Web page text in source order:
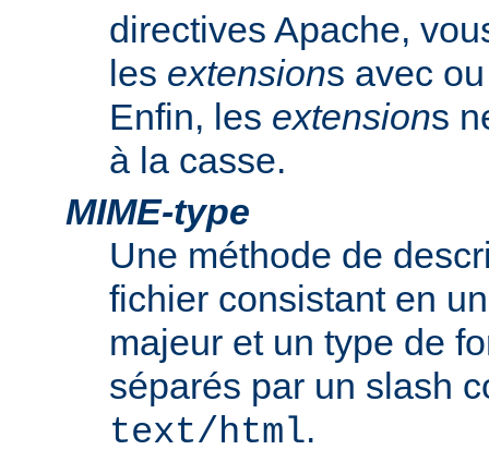
directives Apache,
les extensions avec
Enfin, les extensions
à la casse.
MIME-type
Une méthode de
fichier consistant en
majeur et un type de
séparés par un slash
text/html.